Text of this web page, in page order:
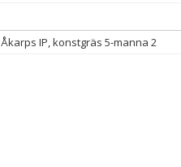
Åkarps IP, konstgräs 5-manna 2